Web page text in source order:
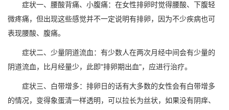
症状一、腰酸背痛、小腹痛：在女性排卵时觉得腰酸、下腹轻
微疼痛，但出现这些感觉并不一定说明有排卵，因为不少疾病也可
表现腰酸、腹痛。
症状二、少量阴道流血：有少数人在两次月经中间会有少量的
阴道流血，比月经量少，此即"排卵期出血"，应进行治疗。
症状三、白带增多：排卵日的话有大多数的女性会有白带增多
的情况，变得象蛋清一样透明，可以拉长为丝状，如果没有阴痒、